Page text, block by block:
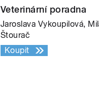
Veterinární poradna
Jaroslava Vykoupilová,
Štourač
Koupit